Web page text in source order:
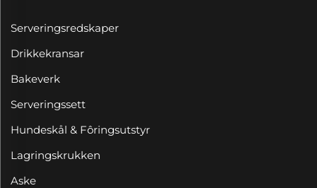
Serveringsredskaper
Drikkekransar
Bakeverk
Serveringssett
Hundeskål & Fôringsutstyr
Lagringskrukken
Aske